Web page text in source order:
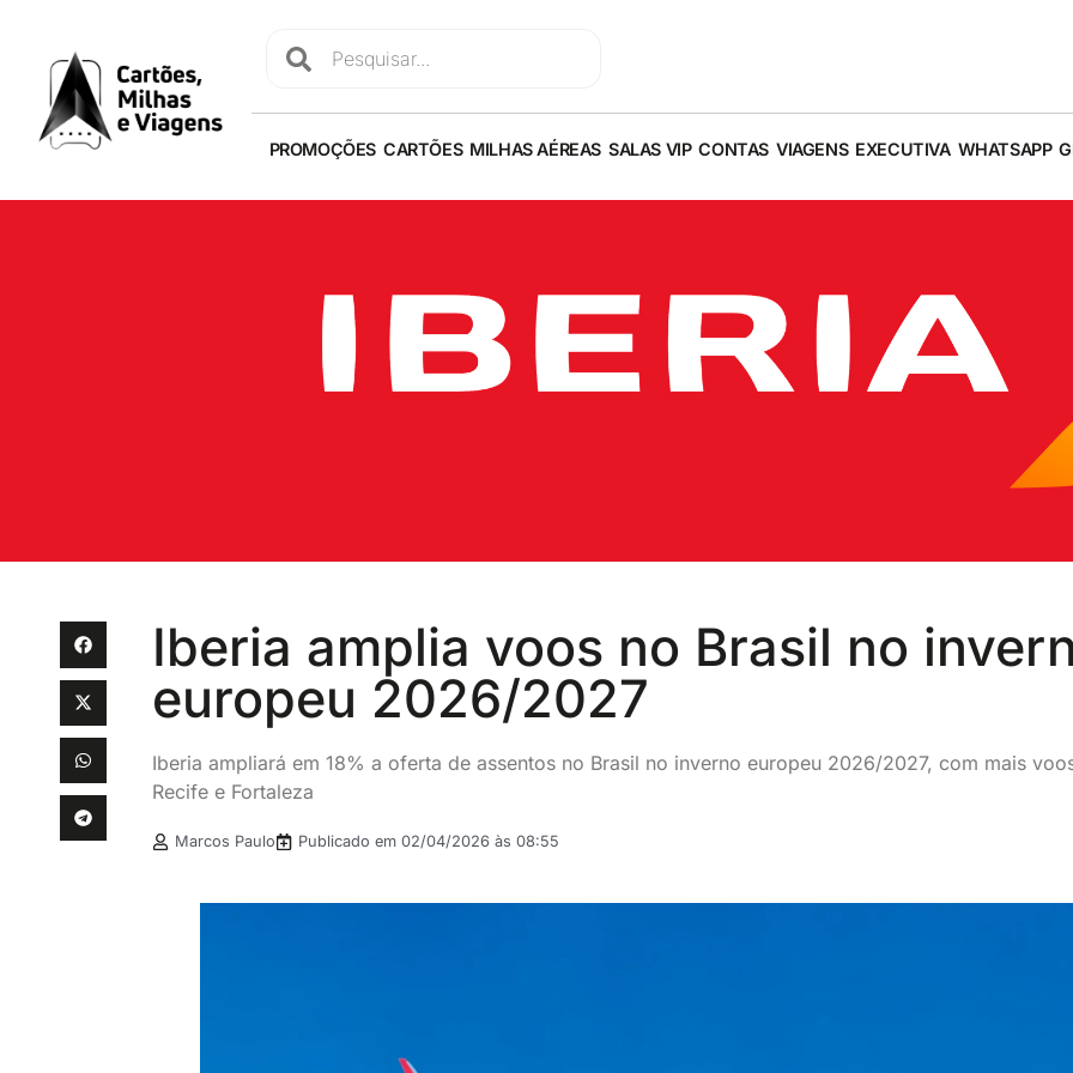
PROMOÇÕES CARTÕES MILHAS AÉREAS SALAS VIP CONTAS VIAGENS EXECUTIVA WHATSAPP
Iberia amplia voos no Brasil no
europeu 2026/2027
Iberia ampliará em 18% a oferta de assentos no Brasil no inverno europeu 2026/2027, com mais
Recife e Fortaleza
Marcos Paulo Publicado em 02/04/2026 às 08:55